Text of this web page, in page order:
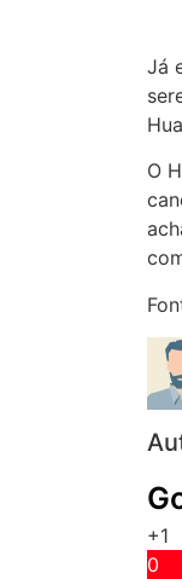
Já
O
+1
0